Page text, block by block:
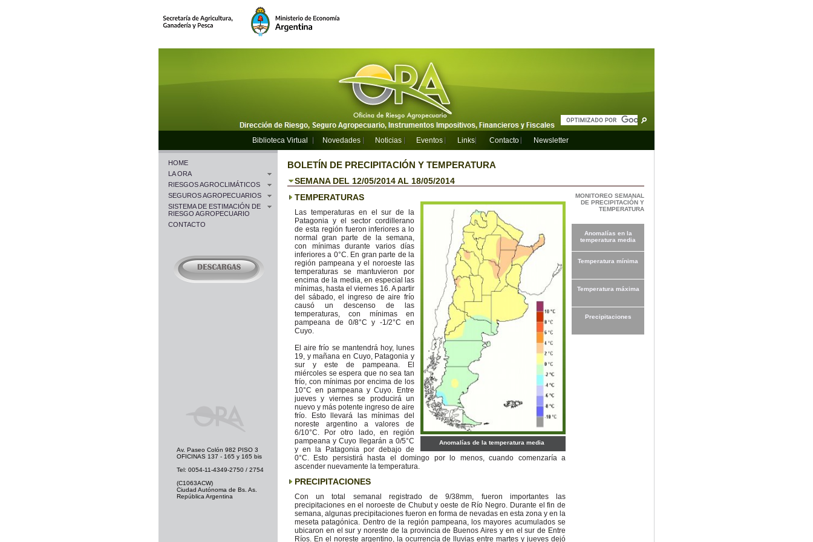
Biblioteca Virtual Novedades Noticias Eventos Links Contacto Newsletter
HOME
LA ORA
RIESGOS AGROCLIMÁTICOS
SEGUROS AGROPECUARIOS
SISTEMA DE ESTIMACIÓN DE
RIESGO AGROPECUARIO
CONTACTO
BOLETÍN DE PRECIPITACIÓN Y TEMPERATURA
SEMANA DEL 12/05/2014 AL 18/05/2014
MONITOREO SEMANAL
DE PRECIPITACIÓN Y
TEMPERATURA
Anomalías en la
temperatura media
Temperatura mínima
Temperatura máxima
Precipitaciones
Anomalías de la temperatura media
TEMPERATURAS
Las temperaturas en el sur de la
Patagonia y el sector cordillerano
de esta región fueron inferiores a lo
normal gran parte de la semana,
con mínimas durante varios días
inferiores a 0°C. En gran parte de la
región pampeana y el noroeste las
temperaturas se mantuvieron por
encima de la media, en especial las
mínimas, hasta el viernes 16. A partir
del sábado, el ingreso de aire frío
causó un descenso de las
temperaturas, con mínimas en
pampeana de 0/8°C y -1/2°C en
Cuyo.
El aire frío se mantendrá hoy, lunes
19, y mañana en Cuyo, Patagonia y
sur y este de pampeana. El
miércoles se espera que no sea tan
frío, con mínimas por encima de los
10°C en pampeana y Cuyo. Entre
jueves y viernes se producirá un
nuevo y más potente ingreso de aire
frío. Esto llevará las mínimas del
noreste argentino a valores de
6/10°C. Por otro lado, en región
pampeana y Cuyo llegarán a 0/5°C
y en la Patagonia por debajo de
0°C. Esto persistirá hasta el domingo por lo menos, cuando comenzaría a
ascender nuevamente la temperatura.
PRECIPITACIONES
Con un total semanal registrado de 9/38mm, fueron importantes las
precipitaciones en el noroeste de Chubut y oeste de Río Negro. Durante el fin de
semana, algunas precipitaciones fueron en forma de nevadas en esta zona y en la
meseta patagónica. Dentro de la región pampeana, los mayores acumulados se
ubicaron en el sur y noreste de la provincia de Buenos Aires y en el sur de Entre
Ríos. En el noreste argentino, la ocurrencia de lluvias entre martes y jueves dejó
Av. Paseo Colón 982 PISO 3
OFICINAS 137 - 165 y 165 bis
Tel: 0054-11-4349-2750 / 2754
(C1063ACW)
Ciudad Autónoma de Bs. As.
República Argentina